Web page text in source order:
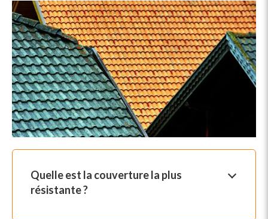
Quelle est la couverture la plus
résistante ?